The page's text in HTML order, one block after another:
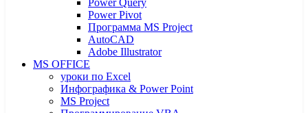
Power Query
Power Pivot
Программа MS Project
AutoCAD
Adobe Illustrator
MS OFFICE
уроки по Excel
Инфографика & Power Point
MS Project